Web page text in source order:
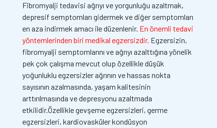
Fibromyalji tedavisi ağrıyı ve yorgunluğu azaltmak,
depresif semptomları gidermek ve diğer semptomları
en aza indirmek amacı ile düzenlenir. En önemli tedavi
yöntemlerinden biri medikal egzersizdir. Egzersizin,
fibromyalji semptomlarını ve ağrıyı azalttığına yönelik
pek çok çalışma mevcut olup özellikle düşük
yoğunluklu egzersizler ağrının ve hassas nokta
sayısının azalmasında, yaşam kalitesinin
arttırılmasında ve depresyonu azaltmada
etkilidir.Özellikle gevşeme egzersizleri, germe
egzersizleri, kardiovasküler kondüsyon